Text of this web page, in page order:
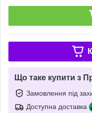
Що таке купити з
Замовлення під
Доступна доставка